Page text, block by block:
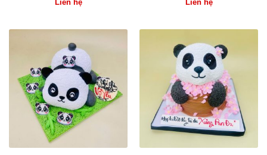
Liên hệ
Liên hệ